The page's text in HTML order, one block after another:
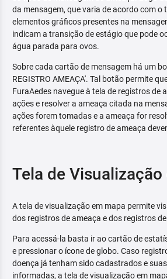
da mensagem, que varia de acordo com o
elementos gráficos presentes na
indicam a transição de estágio que pode
água parada para ovos.
Sobre cada cartão de mensagem há um
REGISTRO AMEAÇA'. Tal botão permite
FuraAedes navegue à tela de registros de
ações e resolver a ameaça citada na
ações forem tomadas e a ameaça for
referentes àquele registro de ameaça
Tela de
A tela de visualização em mapa permite
dos registros de ameaça e dos registros
Para acessá-la basta ir ao cartão de
e pressionar o ícone de globo. Caso
doença já tenham sido cadastrados e
informadas, a tela de visualização em